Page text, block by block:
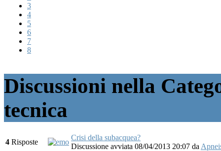
3
4
5
6
7
8
Discussioni nella
tecnica
4 Risposte
Crisi della subacquea?
Discussione avviata 08/04/2013 20:07 da